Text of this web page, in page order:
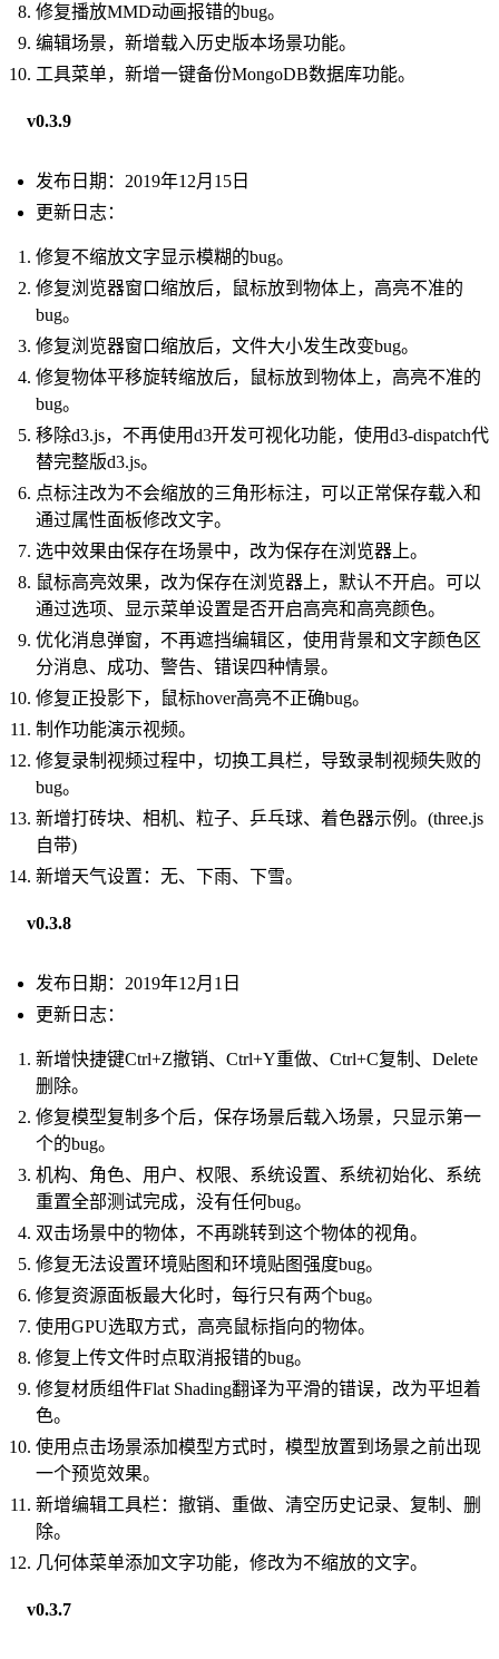
修复播放MMD动画报错的bug。
编辑场景，新增载入历史版本场景功能。
工具菜单，新增一键备份MongoDB数据库功能。
v0.3.9
发布日期：2019年12月15日
更新日志：
修复不缩放文字显示模糊的bug。
修复浏览器窗口缩放后，鼠标放到物体上，高亮不准的
bug。
修复浏览器窗口缩放后，文件大小发生改变bug。
修复物体平移旋转缩放后，鼠标放到物体上，高亮不准的
bug。
移除d3.js，不再使用d3开发可视化功能，使用d3-dispatch代
替完整版d3.js。
点标注改为不会缩放的三角形标注，可以正常保存载入和
通过属性面板修改文字。
选中效果由保存在场景中，改为保存在浏览器上。
鼠标高亮效果，改为保存在浏览器上，默认不开启。可以
通过选项、显示菜单设置是否开启高亮和高亮颜色。
优化消息弹窗，不再遮挡编辑区，使用背景和文字颜色区
分消息、成功、警告、错误四种情景。
修复正投影下，鼠标hover高亮不正确bug。
制作功能演示视频。
修复录制视频过程中，切换工具栏，导致录制视频失败的
bug。
新增打砖块、相机、粒子、乒乓球、着色器示例。(three.js
自带)
新增天气设置：无、下雨、下雪。
v0.3.8
发布日期：2019年12月1日
更新日志：
新增快捷键Ctrl+Z撤销、Ctrl+Y重做、Ctrl+C复制、Delete
删除。
修复模型复制多个后，保存场景后载入场景，只显示第一
个的bug。
机构、角色、用户、权限、系统设置、系统初始化、系统
重置全部测试完成，没有任何bug。
双击场景中的物体，不再跳转到这个物体的视角。
修复无法设置环境贴图和环境贴图强度bug。
修复资源面板最大化时，每行只有两个bug。
使用GPU选取方式，高亮鼠标指向的物体。
修复上传文件时点取消报错的bug。
修复材质组件Flat Shading翻译为平滑的错误，改为平坦着
色。
使用点击场景添加模型方式时，模型放置到场景之前出现
一个预览效果。
新增编辑工具栏：撤销、重做、清空历史记录、复制、删
除。
几何体菜单添加文字功能，修改为不缩放的文字。
v0.3.7